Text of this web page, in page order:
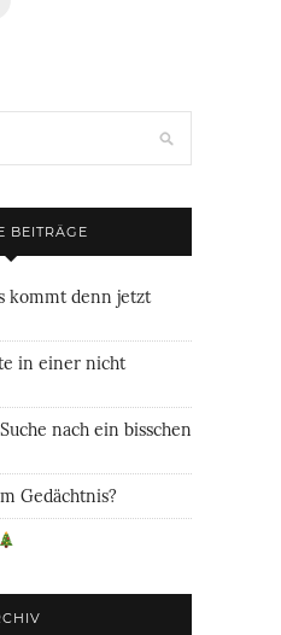
BEITRÄGE
kommt denn jetzt
in einer nicht
nach ein bisschen
Gedächtnis?